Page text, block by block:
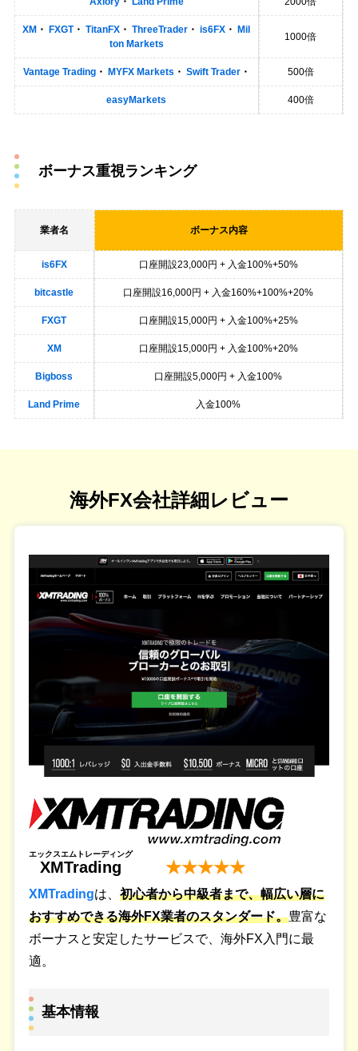
XM ・FXGT・TitanFX ・ThreeTrader ・is6FX ・Mil
ton Markets
1000倍
Vantage Trading・ MYFX Markets ・ Swift Trader・ 500倍
easyMarkets 400倍
ボーナス重視ランキング
業者名 ボーナス内容
is6FX 口座開設23,000円 + 入金100%+50%
bitcastle 口座開設16,000円 + 入金160%+100%+20%
FXGT 口座開設15,000円 + 入金100%+25%
XM 口座開設15,000円 + 入金100%+20%
Bigboss 口座開設5,000円 + 入金100%
Land Prime 入金100%
海外FX会社詳細レビュー
XMTrading
エックスエムトレーディング
★★★★★
XMTradingは、 初心者から中級者まで、幅広い層に
おすすめできる海外FX業者のスタンダード。豊富な
ボーナスと安定したサービスで、海外FX入門に最
適。
基本情報